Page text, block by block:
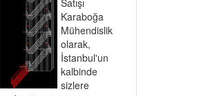
Karaboğa
Mühendislik
olarak,
İstanbul'un
kalbinde
sizlere